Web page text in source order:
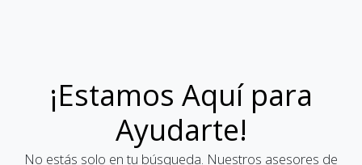
¡Estamos Aquí para
Ayudarte!
No estás solo en tu búsqueda. Nuestros asesores de